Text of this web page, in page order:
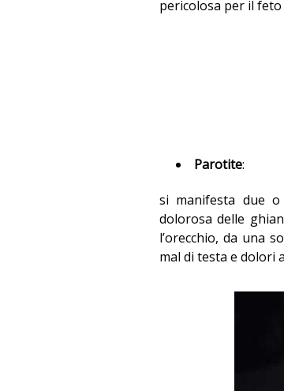
pericolosa per il
Parotite:
si manifesta due
dolorosa delle
l’orecchio, da una
mal di testa e dolori